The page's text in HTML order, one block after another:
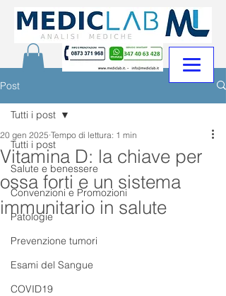
Post
Tutti i post
Salute e benessere
Convenzioni e Promozioni
Patologie
Prevenzione tumori
Esami del Sangue
COVID19
Tutti i post
Vitamina D: la chiave per
ossa forti e un sistema
immunitario in salute
20 gen 2025 Tempo di lettura: 1 min